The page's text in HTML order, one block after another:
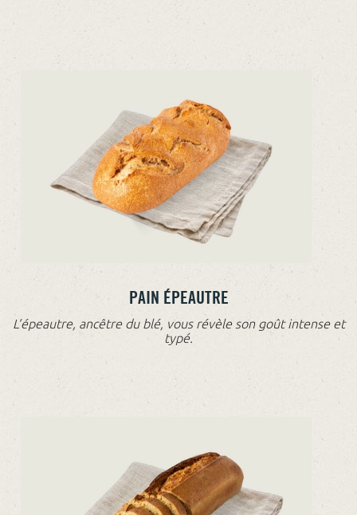
PAIN ÉPEAUTRE
L’épeautre, ancêtre du blé, vous révèle son goût intense et
typé.